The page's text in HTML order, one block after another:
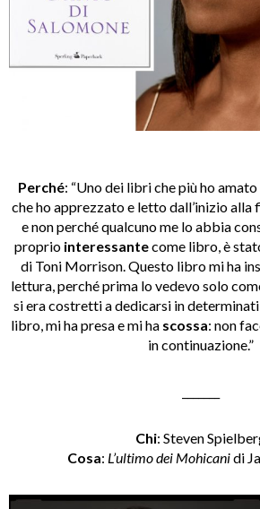
Perché: “Uno dei libri che più ho
che ho apprezzato e letto dall’inizio alla
e non perché qualcuno me lo abbia
proprio interessantecome libro, è
di Toni Morrison. Questo libro mi ha
lettura, perché prima lo vedevo solo
si era costretti a dedicarsi in
libro, mi ha presa e mi ha scossa: non
in continuazione.”
Chi: Steven
Cosa: L’ultimo dei Mohicanidi